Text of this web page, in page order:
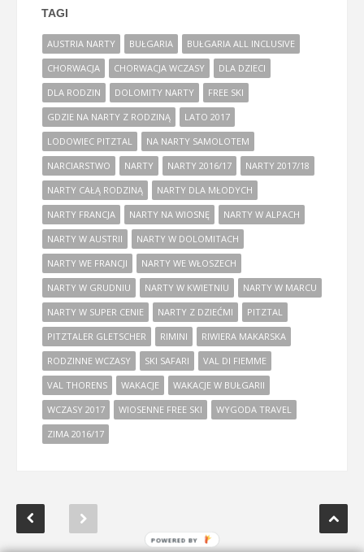
TAGI
AUSTRIA NARTY BUŁGARIA
BUŁGARIA ALL INCLUSIVE
CHORWACJA
CHORWACJA WCZASY
DLA DZIECI
DLA RODZIN
DOLOMITY NARTY
FREE SKI
GDZIE NA NARTY Z RODZINĄ
LATO 2017
LODOWIEC PITZTAL
NA NARTY SAMOLOTEM
NARCIARSTWO
NARTY NARTY 2016/17
NARTY 2017/18
NARTY CAŁĄ RODZINĄ
NARTY DLA MŁODYCH
NARTY FRANCJA
NARTY NA WIOSNĘ
NARTY W ALPACH
NARTY W AUSTRII
NARTY W DOLOMITACH
NARTY WE FRANCJI
NARTY WE WŁOSZECH
NARTY W GRUDNIU
NARTY W KWIETNIU
NARTY W MARCU
NARTY W SUPER CENIE
NARTY Z DZIEĆMI
PITZTAL
PITZTALER GLETSCHER
RIMINI
RIWIERA MAKARSKA
RODZINNE WCZASY
SKI SAFARI
VAL DI FIEMME
VAL THORENS
WAKACJE
WAKACJE W BUŁGARII
WCZASY 2017
WIOSENNE FREE SKI
WYGODA TRAVEL
ZIMA 2016/17